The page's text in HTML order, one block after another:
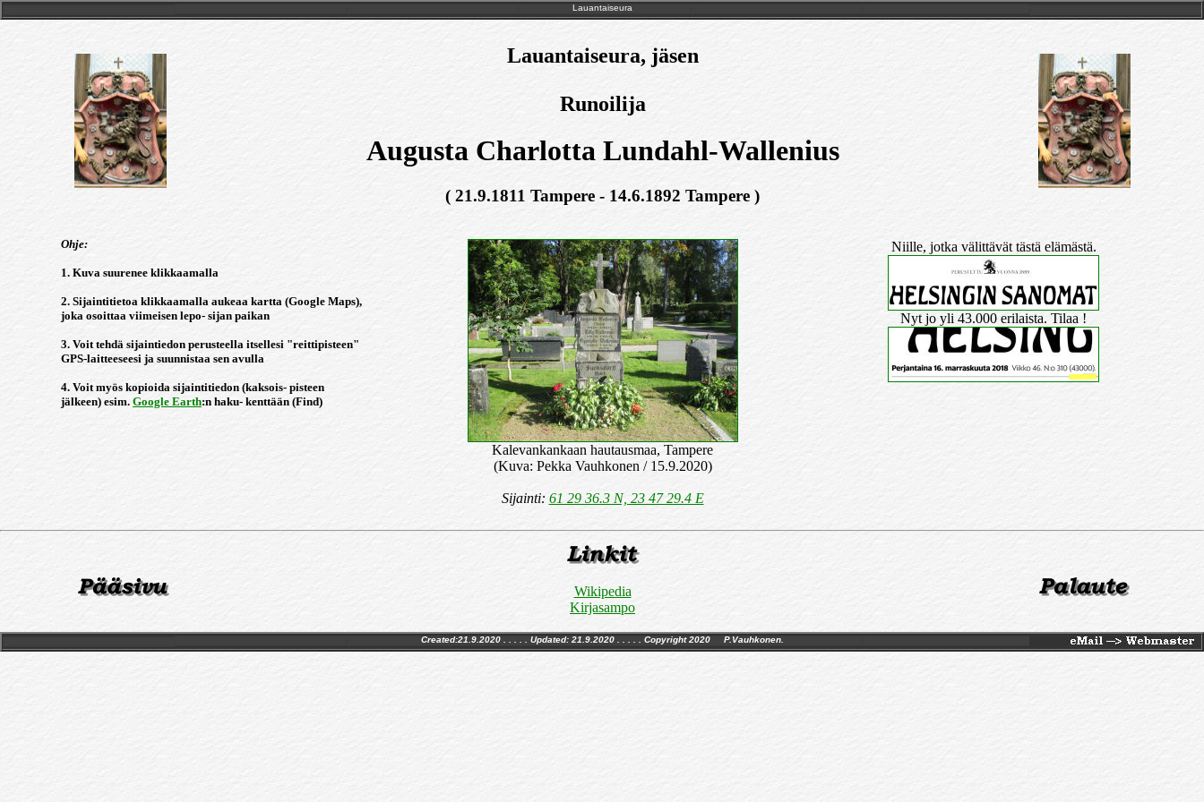
Lauantaiseura
Lauantaiseura, jäsen
Runoilija
Augusta Charlotta Lundahl-Wallenius
( 21.9.1811 Tampere - 14.6.1892 Tampere )
Ohje:
1. Kuva suurenee klikkaamalla
2. Sijaintitietoa klikkaamalla aukeaa kartta (Google Maps),
joka osoittaa viimeisen lepo- sijan paikan
3. Voit tehdä sijaintiedon perusteella itsellesi "reittipisteen"
GPS-laitteeseesi ja suunnistaa sen avulla
4. Voit myös kopioida sijaintitiedon (kaksois- pisteen
jälkeen) esim. Google Earth:n haku- kenttään (Find)
Kalevankankaan hautausmaa, Tampere
(Kuva: Pekka Vauhkonen / 15.9.2020)
Sijainti: 61 29 36.3 N, 23 47 29.4 E
Niille, jotka välittävät tästä elämästä.
Nyt jo yli 43.000 erilaista. Tilaa !
Wikipedia
Kirjasampo
Created:21.9.2020 . . . . . Updated: 21.9.2020. . . . . Copyright 2020 P.Vauhkonen.